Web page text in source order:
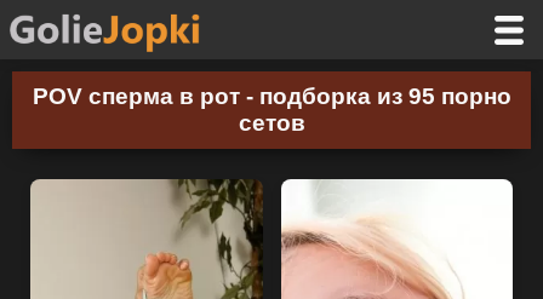
POV сперма в рот - подборка из 95 порно
сетов